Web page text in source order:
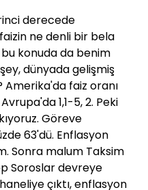
derecede
ne denli bir bela
bu konuda da benim
dünyada gelişmiş
Amerika'da faiz oranı
1,1-5, 2. Peki
Göreve
63'dü. Enflasyon
Sonra malum Taksim
Soroslar devreye
çıktı, enflasyon